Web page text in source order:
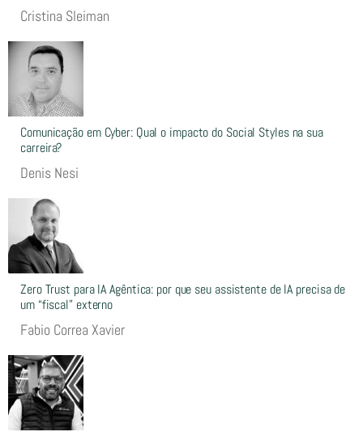
Cristina Sleiman
Comunicação em Cyber: Qual o impacto do Social Styles na sua
carreira?
Denis Nesi
Zero Trust para IA Agêntica: por que seu assistente de IA precisa de
um “fiscal” externo
Fabio Correa Xavier